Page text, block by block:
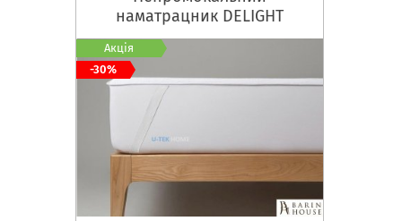
наматрацник DELIGHT
Акція
-30%